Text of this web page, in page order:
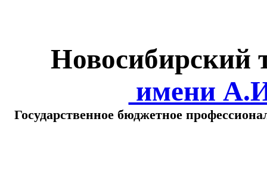
Новосибирский
имени
Государственное бюджетное